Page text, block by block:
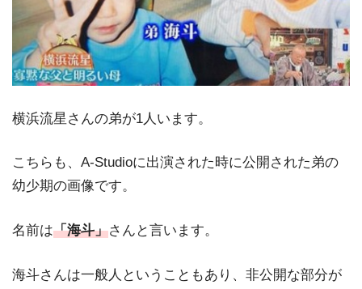
横浜流星さんの弟が1人います。
こちらも、A-Studioに出演された時に公開された弟の
幼少期の画像です。
名前は「海斗」さんと言います。
海斗さんは一般人ということもあり、非公開な部分が